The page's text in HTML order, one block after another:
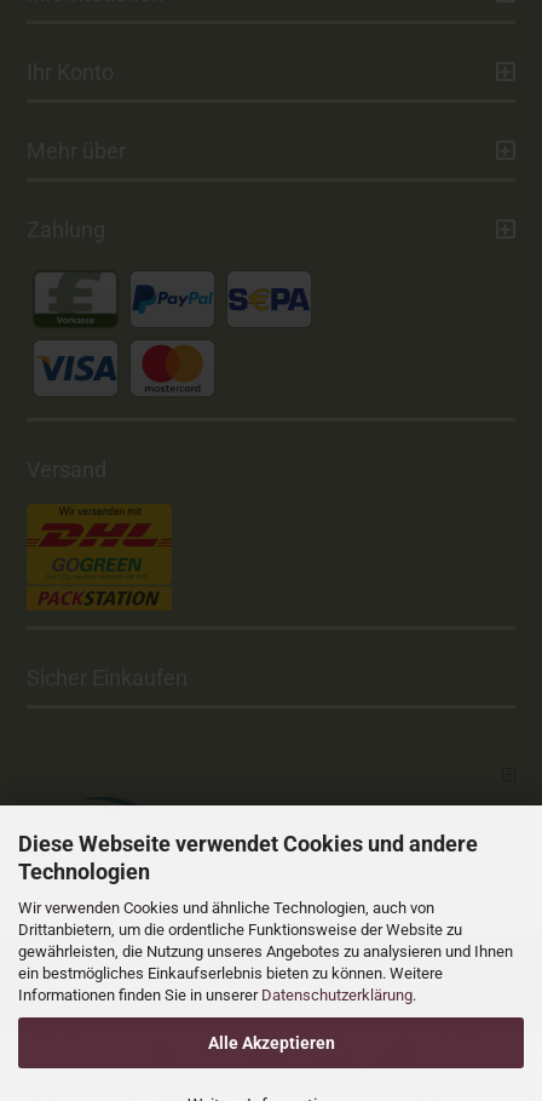
Diese Webseite verwendet Cookies und andere
Technologien
Wir verwenden Cookies und ähnliche Technologien, auch von
Drittanbietern, um die ordentliche Funktionsweise der Website zu
gewährleisten, die Nutzung unseres Angebotes zu analysieren und Ihnen
ein bestmögliches Einkaufserlebnis bieten zu können. Weitere
Informationen finden Sie in unserer Datenschutzerklärung.
Alle Akzeptieren
Alle Preise sind inkl. MwSt., zzgl.Versandkosten
Online Shopby Gambio.de © 2025 Gambio Templates bei
Cookie Einstellungen